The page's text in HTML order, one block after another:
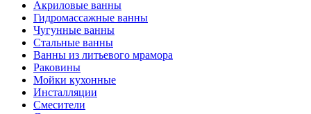
Акриловые ванны
Гидромассажные ванны
Чугунные ванны
Стальные ванны
Ванны из литьевого мрамора
Раковины
Мойки кухонные
Инсталляции
Смесители